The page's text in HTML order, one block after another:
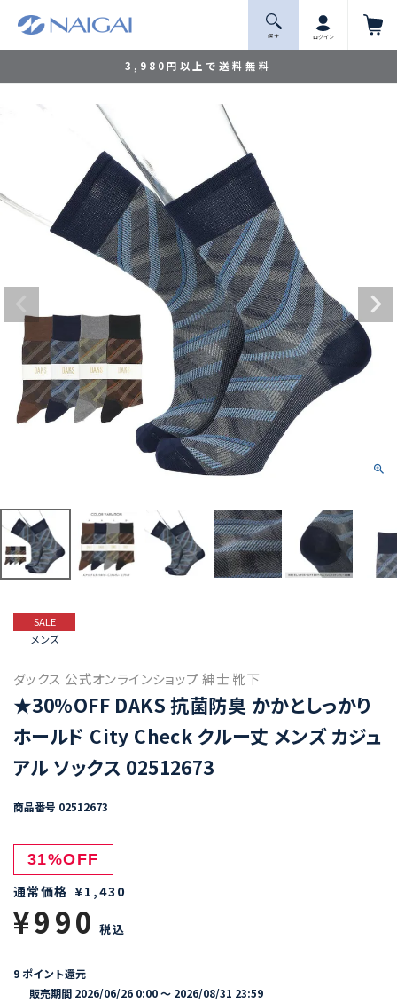
3,980円以上で送料無料
探 す ログイン
SALE
メンズ
ダックス 公式オンラインショップ 紳士 靴下
★30％OFF DAKS 抗菌防臭 かかとしっかり
ホールド City Check クルー丈 メンズ カジュ
アル ソックス 02512673
商品番号 02512673
31%OFF
通常価格 ¥1,430
¥990 税込
9 ポイント還元
販売期間 2026/06/26 0:00〜 2026/08/31 23:59